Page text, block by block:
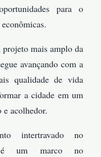
para o
projeto mais amplo da
avançando com a
qualidade de vida
a cidade em um
e acolhedor.
intertravado no
é um marco no